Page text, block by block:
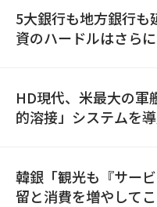
5大銀行も地方銀行
資のハードルはさら
HD現代、米最大の軍
的溶接」システムを
韓銀「観光も『サー
留と消費を増やしてこ